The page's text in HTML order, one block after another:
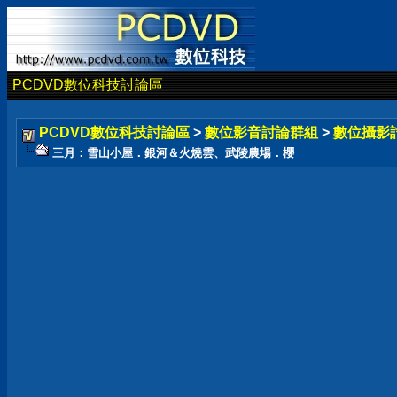
PCDVD數位科技討論區
PCDVD數位科技討論區 > 數位影音討論群組 > 數位攝影
三月：雪山小屋．銀河＆火燒雲、武陵農場．櫻